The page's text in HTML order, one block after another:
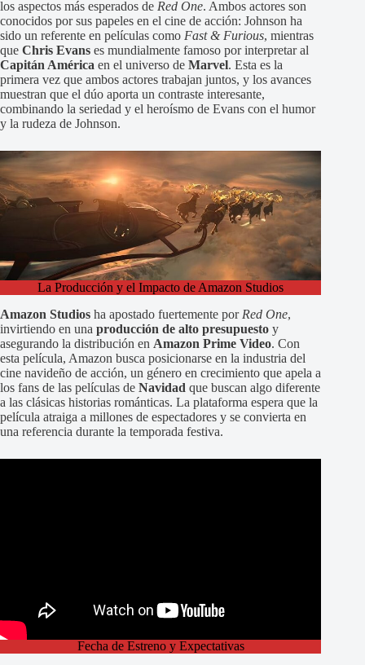
los aspectos más esperados de Red One. Ambos actores son
conocidos por sus papeles en el cine de acción: Johnson ha
sido un referente en películas como Fast & Furious, mientras
que Chris Evans es mundialmente famoso por interpretar al
Capitán América en el universo de Marvel. Esta es la
primera vez que ambos actores trabajan juntos, y los avances
muestran que el dúo aporta un contraste interesante,
combinando la seriedad y el heroísmo de Evans con el humor
y la rudeza de Johnson.
La Producción y el Impacto de Amazon Studios
Amazon Studios ha apostado fuertemente por Red One,
invirtiendo en una producción de alto presupuesto y
asegurando la distribución en Amazon Prime Video. Con
esta película, Amazon busca posicionarse en la industria del
cine navideño de acción, un género en crecimiento que apela a
los fans de las películas de Navidad que buscan algo diferente
a las clásicas historias románticas. La plataforma espera que la
película atraiga a millones de espectadores y se convierta en
una referencia durante la temporada festiva.
Fecha de Estreno y Expectativas